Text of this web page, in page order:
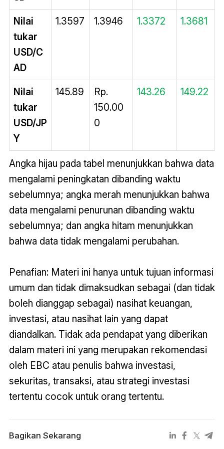
Nilai
tukar
USD/C
AD
1.3597 1.3946 1.3372 1.3681
Nilai
tukar
USD/JP
Y
145.89
Rp.
150.00
0
143.26 149.22
Angka hijau pada tabel menunjukkan bahwa data
mengalami peningkatan dibanding waktu
sebelumnya; angka merah menunjukkan bahwa
data mengalami penurunan dibanding waktu
sebelumnya; dan angka hitam menunjukkan
bahwa data tidak mengalami perubahan.
Penafian: Materi ini hanya untuk tujuan informasi
umum dan tidak dimaksudkan sebagai (dan tidak
boleh dianggap sebagai) nasihat keuangan,
investasi, atau nasihat lain yang dapat
diandalkan. Tidak ada pendapat yang diberikan
dalam materi ini yang merupakan rekomendasi
oleh EBC atau penulis bahwa investasi,
sekuritas, transaksi, atau strategi investasi
tertentu cocok untuk orang tertentu.
Bagikan Sekarang